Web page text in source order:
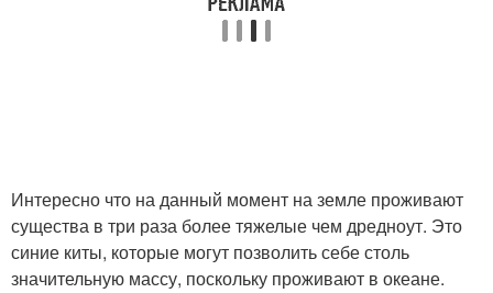
Интересно что на данный момент на земле проживают
существа в три раза более тяжелые чем дредноут. Это
синие киты, которые могут позволить себе столь
значительную массу, поскольку проживают в океане.